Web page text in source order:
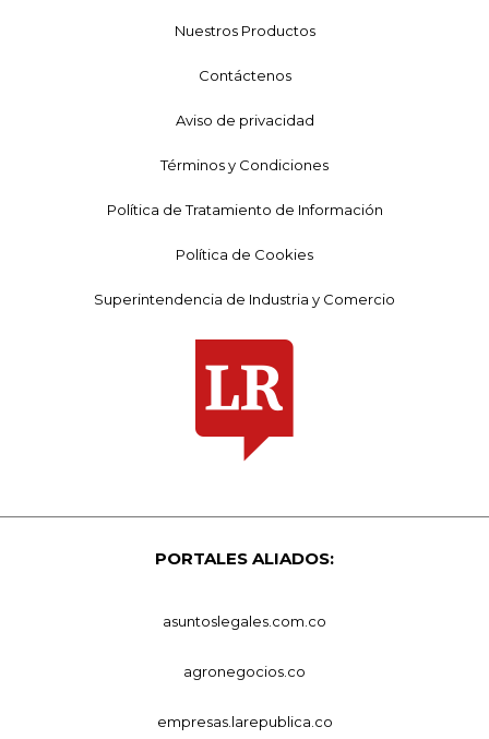
Nuestros Productos
Contáctenos
Aviso de privacidad
Términos y Condiciones
Política de Tratamiento de Información
Política de Cookies
Superintendencia de Industria y Comercio
PORTALES ALIADOS:
asuntoslegales.com.co
agronegocios.co
empresas.larepublica.co